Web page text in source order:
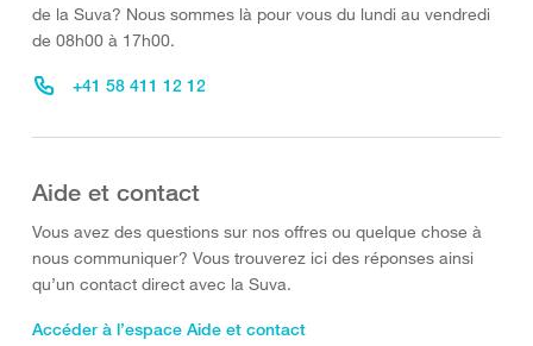
de la Suva? Nous sommes là pour vous du lundi au vendredi
de 08h00 à 17h00.
+41 58 411 12 12
Aide et contact
Vous avez des questions sur nos offres ou quelque chose à
nous communiquer? Vous trouverez ici des réponses ainsi
qu’un contact direct avec la Suva.
Accéder à l’espace Aide et contact